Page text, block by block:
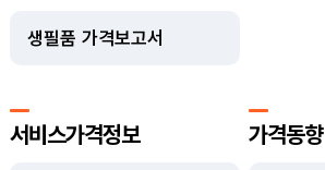
생필품 가격보고서
서비스가격정보 가격동향